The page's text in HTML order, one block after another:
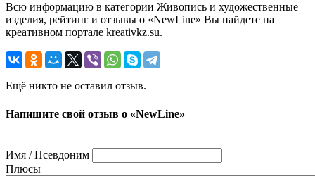
Всю информацию в категории Живопись и художественные
изделия, рейтинг и отзывы о «NewLine» Вы найдете на
креативном портале kreativkz.su.
Ещё никто не оставил отзыв.
Напишите свой отзыв о «NewLine»
Имя / Псевдоним
Плюсы